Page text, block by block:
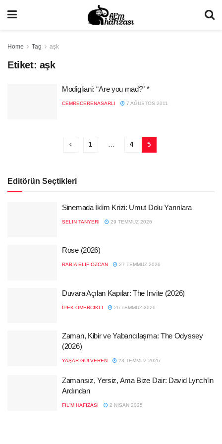
Home Tag aşk
Etiket: aşk
Modigliani: “Are you mad?” *
CEMRECERENASARLI 7 AĞUSTOS 2011
1 4 5
Editörün Seçtikleri
Sinemada İklim Krizi: Umut Dolu Yarınlara
SELIN TANYERI 29 TEMMUZ 2026
Rose (2026)
RABIA ELIF ÖZCAN 27 TEMMUZ 2026
Duvara Açılan Kapılar: The Invite (2026)
İPEK ÖMERCIKLI 26 TEMMUZ 2026
Zaman, Kibir ve Yabancılaşma: The Odyssey
(2026)
YAŞAR GÜLVEREN 23 TEMMUZ 2026
Zamansız, Yersiz, Ama Bize Dair: David Lynch’in
Ardından
FIL'M HAFIZASI 2 NISAN 2025